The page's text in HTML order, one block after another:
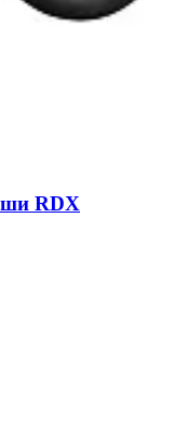
RDX